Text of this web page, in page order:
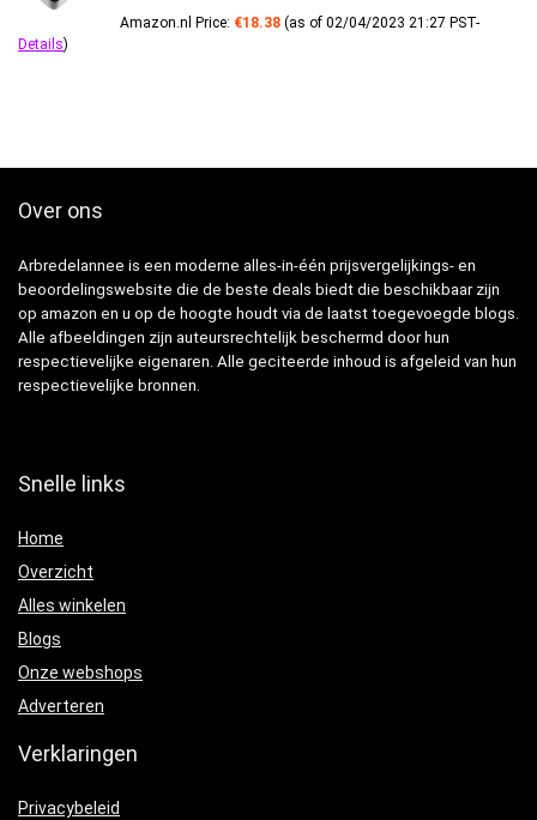
Amazon.nl Price: €18.38 (as of 02/04/2023 21:27 PST-
Details)
Over ons
Arbredelannee is een moderne alles-in-één prijsvergelijkings- en
beoordelingswebsite die de beste deals biedt die beschikbaar zijn
op amazon en u op de hoogte houdt via de laatst toegevoegde blogs.
Alle afbeeldingen zijn auteursrechtelijk beschermd door hun
respectievelijke eigenaren. Alle geciteerde inhoud is afgeleid van hun
respectievelijke bronnen.
Snelle links
Home
Overzicht
Alles winkelen
Blogs
Onze webshops
Adverteren
Verklaringen
Privacybeleid